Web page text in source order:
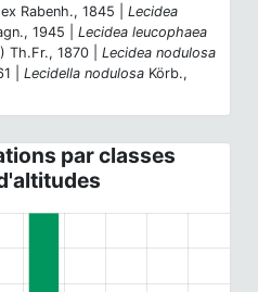
Rabenh., 1845 | Lecidea
1945 | Lecidea leucophaea
Th.Fr., 1870 | Lecidea nodulosa
| Lecidella nodulosa Körb.,
par classes